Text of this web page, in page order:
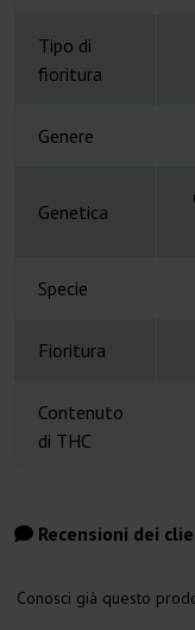
Tipo di
fioritura
Genere
Genetica
Specie
Fioritura
Contenuto
di THC
Recensioni dei
Conosci già questo